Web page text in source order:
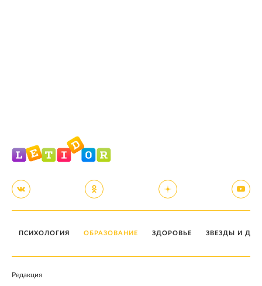
ПСИХОЛОГИЯ ОБРАЗОВАНИЕ ЗДОРОВЬЕ ЗВЕЗДЫ И
Редакция